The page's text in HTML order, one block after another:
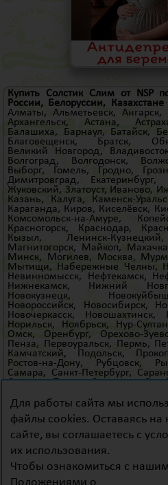
Купить Солстик Слим от
России, Белоруссии,
Алматы,Альметьевск,Ангарск,
Архангельск, Астана,
Балашиха, Барнаул, Батайск,
Благовещенск, Братск,
Великий Новгород,
Волгоград, Волгодонск,
Выборг, Гомель, Гродно,
Димитровград, Екатеринбург,
Жуковский, Златоуст, Иваново,
Казань, Калуга, Каменск-
Караганда, Киров, Киселёвск,
Комсомольск-на-Амуре,
Красногорск, Краснодар,
Кызыл, Ленинск-Кузнецкий
Магнитогорск, Майкоп,
Минск, Могилев, Москва,
Мытищи, Набережные Челны,
Невинномысск, Нефтекамск,
Нижнекамск, Нижний
Новокузнецк,
Новороссийск, Новосибирск,
Новочеркасск, Новошахтинск,
Норильск, Ноябрьск, Нур-Султан
Омск, Оренбург, Орехово-
Пенза, Первоуральск, Пермь,
Камчатский, Подольск,
Ростов-на-Дону, Рубцовск,
Самара, Санкт-Петербург,
Сергиев Посад,Серпухов,
Таганрог,Тамбов,Тверь,
Тюмень
Хабаровск,Ханты-Мансийск,
Челябинск, Череповец,
Электросталь,Элиста ,Энгельс
Ялте,Ярославльидр
ИП Семаков Д.А, ОГРН:
Для работы сайта мы
файлы cookies. Оставаясь
сайте, вы соглашаетесь с
их использования.
Чтобы ознакомиться с